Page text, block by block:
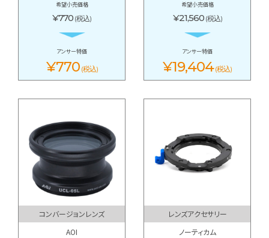
希望小売価格
¥770 (税込)
アンサー特価
¥770 (税込)
希望小売価格
¥21,560 (税込)
アンサー特価
¥19,404 (税込)
コンバージョンレンズ
AOI
レンズアクセサリー
ノーティカム